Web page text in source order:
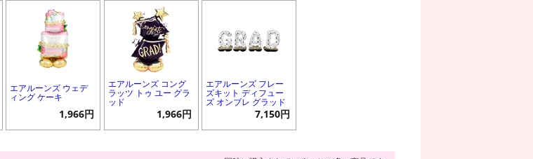
エアルーンズ ウェデ
ィング ケーキ
1,966円
エアルーンズ コング
ラッツ トゥ ユー グラ
ッド
1,966円
エアルーンズ フレー
ズキット ディフュー
ズ オンブレ グラッド
7,150円